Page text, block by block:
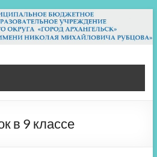
в 9 классе